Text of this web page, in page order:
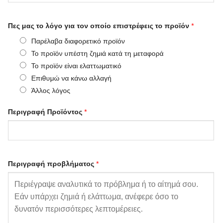
Πες μας το λόγο για τον οποίο επιστρέφεις το προϊόν *
Παρέλαβα διαφορετικό προϊόν
Το προϊόν υπέστη ζημιά κατά τη μεταφορά
Το προϊόν είναι ελαττωματικό
Επιθυμώ να κάνω αλλαγή
Άλλος λόγος
Περιγραφή Προϊόντος *
Περιγραφή προβλήματος *